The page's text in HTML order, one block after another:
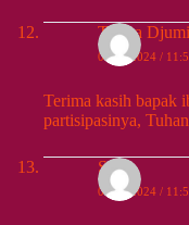
Teresa
09/13/2024 /
Terima kasih bapak
partisipasinya,
Susi
09/13/2024 /